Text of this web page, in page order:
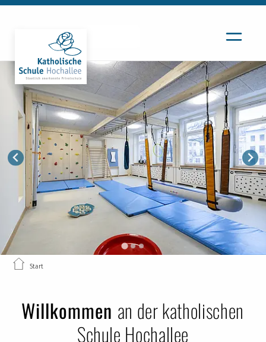
Start
Willkommen an der katholischen
Schule Hochallee